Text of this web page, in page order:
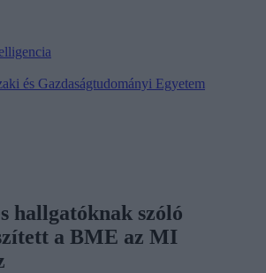
és Gazdaságtudományi Egyetem
hallgatóknak szóló
a BME az MI